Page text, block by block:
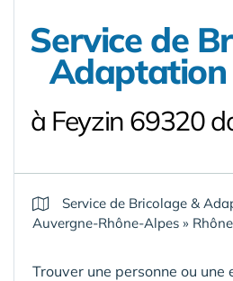
Service de
à Feyzin 69320
Service de Bricolage &
Auvergne-Rhône-Alpes » Rhône
Trouver une personne ou